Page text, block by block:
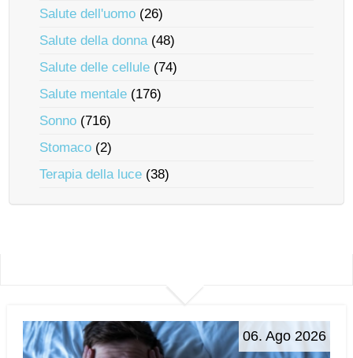
Salute dell'uomo (26)
Salute della donna(48)
Salute delle cellule (74)
Salute mentale (176)
Sonno (716)
Stomaco (2)
Terapia della luce (38)
06. Ago 2026